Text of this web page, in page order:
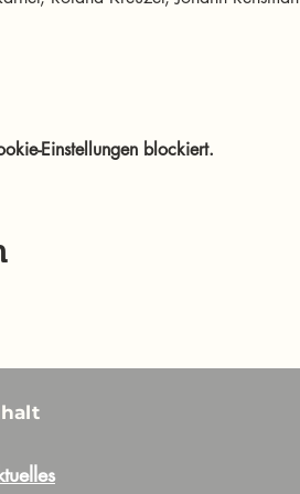
Einstellungen blockiert.